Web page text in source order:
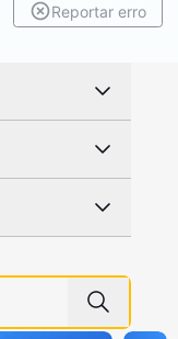
Reportar erro